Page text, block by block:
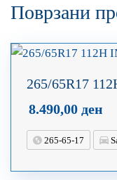
Поврзани
265/65R17
8.490,00 ден
265-65-17